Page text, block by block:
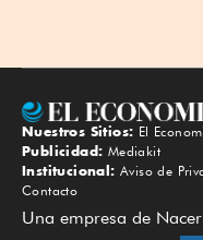
Nuestros Sitios: El
Publicidad: Mediakit
Institucional: Aviso de
Contacto
Una empresa de